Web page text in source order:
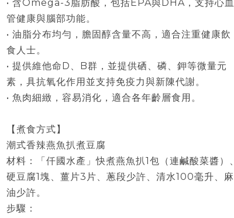
• 含Omega-3脂肪酸，包括EPA與DHA，支持心血
管健康與腦部功能。
• 油脂分布均勻，膽固醇含量不高，適合注重健康飲
食人士。
• 提供維他命D、B群，並提供硒、磷、鉀等微量元
素，具抗氧化作用並支持免疫力與新陳代謝。
• 魚肉細緻，容易消化，適合各年齡層食用。
【煮食方式】
潮式香辣燕魚扒煮豆腐
材料：「仟國水產」快煮燕魚扒1包（連鹹酸菜醬）、
硬豆腐1塊、薑片3片、蔥段少許、清水100毫升、麻
油少許。
步驟：